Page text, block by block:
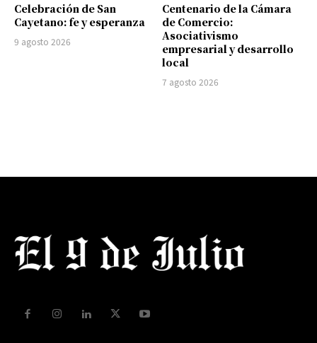
Celebración de San
Cayetano: fe y esperanza
9 agosto 2026
Centenario de la Cámara
de Comercio:
Asociativismo
empresarial y desarrollo
local
7 agosto 2026